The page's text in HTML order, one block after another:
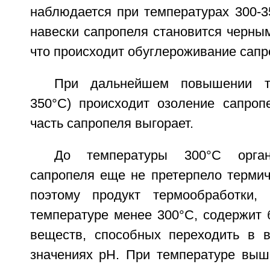
наблюдается при температурах 300-
навески сапропеля становится
что происходит обуглероживание
При дальнейшем повышении
350°C) происходит озоление
часть сапропеля выгорает.
До температуры 300°C
сапропеля еще не претерпело
поэтому продукт
температуре менее 300°C, содержит
веществ, способных переходить в
значениях pH. При температуре